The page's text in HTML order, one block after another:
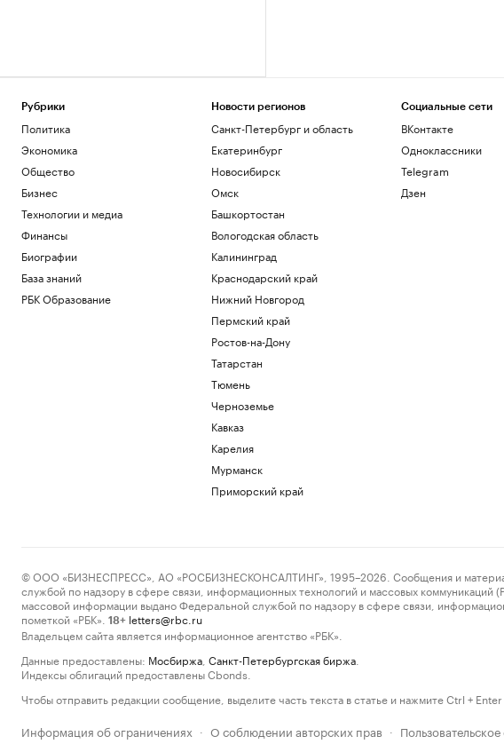
Рубрики
Политика
Экономика
Общество
Бизнес
Технологии и медиа
Финансы
Биографии
База знаний
РБК Образование
Новости регионов
Санкт-Петербург и область
Екатеринбург
Новосибирск
Омск
Башкортостан
Вологодская область
Калининград
Краснодарский край
Нижний Новгород
Пермский край
Ростов-на-Дону
Татарстан
Тюмень
Черноземье
Кавказ
Карелия
Мурманск
Приморский край
Социальные сети
ВКонтакте
Одноклассники
Telegram
Дзен
© ООО «БИЗНЕСПРЕСС», АО «РОСБИЗНЕСКОНСАЛТИНГ», 1995–2026. Сообщения и материалы
службой по надзору в сфере связи, информационных технологий и массовых
массовой информации выдано Федеральной службой по надзору в сфере связи,
пометкой «РБК».
18+ letters@rbc.ru
Владельцем сайта является информационное агентство «РБК».
Данные предоставлены: Мосбиржа Санкт-Петербургская биржа
Индексы облигаций предоставлены Cbonds.
Чтобы отправить редакции сообщение, выделите часть текста в статье и нажмите Ctrl + Enter
Информация об ограничениях · О соблюдении авторских прав ·